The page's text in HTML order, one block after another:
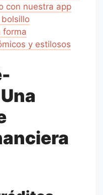
con nuestra app
forma
y estilosos